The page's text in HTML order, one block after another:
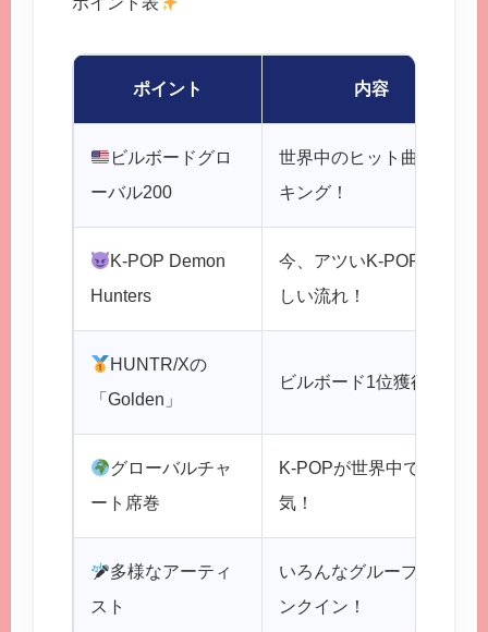
ポイント 内容
ビルボードグロ
ーバル200
世界中のヒット曲ラン
キング！
K-POP Demon
Hunters
今、アツいK-POPの新
しい流れ！
HUNTR/Xの
「Golden」
ビルボード1位獲得！
グローバルチャ
ート席巻
K-POPが世界中で大人
気！
多様なアーティ
スト
いろんなグループがラ
ンクイン！